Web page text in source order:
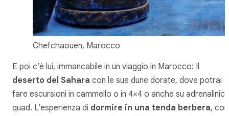
Chefchaouen, Marocco
E poi c’è lui, immancabile in un viaggio in Marocco: Il
deserto del Sahara con le sue dune dorate, dove potrai
fare escursioni in cammello o in 4×4 o anche su adrenalinici
quad. L’esperienza di dormire in una tenda berbera, con